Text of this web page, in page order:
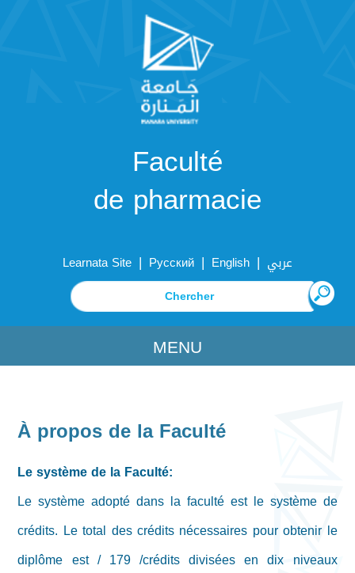
Faculté
de pharmacie
Learnata Site | Русский | English | عربي
MENU
À propos de la Faculté
Le système de la Faculté:
Le système adopté dans la faculté est le système de
crédits. Le total des crédits nécessaires pour obtenir le
diplôme est / 179 /crédits divisées en dix niveaux